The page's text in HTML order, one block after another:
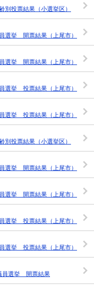
投票結果（小選挙区）
選挙 開票結果（上尾市）
選挙 開票結果（上尾市）
選挙 投票結果（上尾市）
選挙 投票結果（上尾市）
投票結果（小選挙区）
選挙 開票結果（上尾市）
選挙 開票結果（上尾市）
選挙 投票結果（上尾市）
選挙 投票結果（上尾市）
員選挙 開票結果